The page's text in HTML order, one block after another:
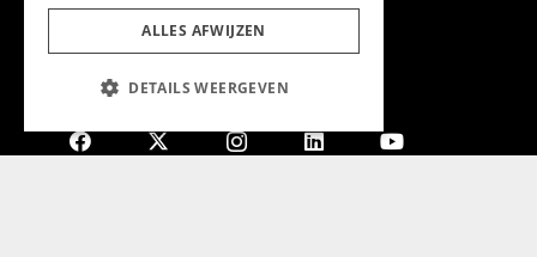
ALLES AFWIJZEN
DETAILS WEERGEVEN